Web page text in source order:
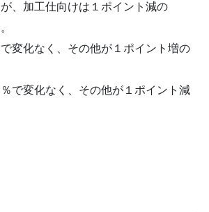
、加工仕向けは１ポイント減の
変化なく、その他が１ポイント増の
で変化なく、その他が１ポイント減